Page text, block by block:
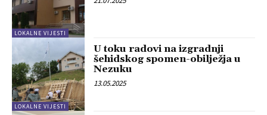
LOKALNE VIJESTI
LOKALNE VIJESTI
U toku radovi na izgradnji
šehidskog spomen-obilježja u
Nezuku
13.05.2025